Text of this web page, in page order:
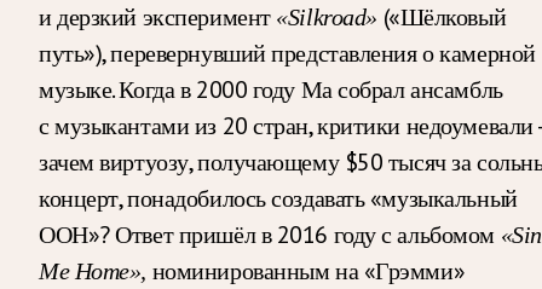
и дерзкий эксперимент «Silkroad» («Шёлковый
путь»), перевернувший представления о камерной
музыке. Когда в 2000 году Ма собрал ансамбль
с музыкантами из 20 стран, критики недоумевали
зачем виртуозу, получающему $50 тысяч за
концерт, понадобилось создавать «музыкальный
ООН»? Ответ пришёл в 2016 году с альбомом
Me Home», номинированным на «Грэмми»